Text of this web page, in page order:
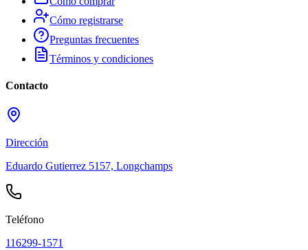
Cómo registrarse
Preguntas frecuentes
Términos y condiciones
Contacto
Dirección
Eduardo Gutierrez 5157, Longchamps
Teléfono
116299-1571